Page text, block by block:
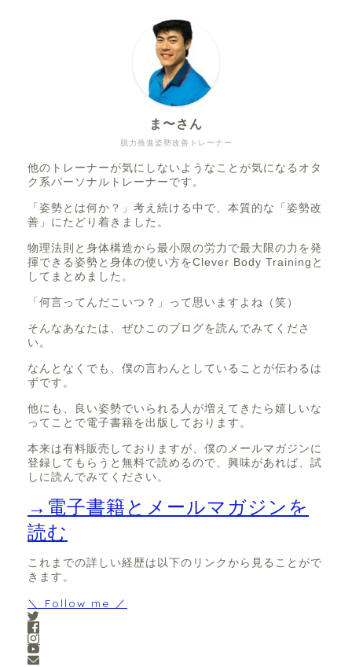
脱力推進姿勢改善トレーナー
ま〜さん
他のトレーナーが気にしないようなことが気になるオタ
ク系パーソナルトレーナーです。
「姿勢とは何か？」考え続ける中で、本質的な「姿勢改
善」にたどり着きました。
物理法則と身体構造から最小限の労力で最大限の力を発
揮できる姿勢と身体の使い方をClever Body Trainingと
してまとめました。
「何言ってんだこいつ？」って思いますよね（笑）
そんなあなたは、ぜひこのブログを読んでみてくださ
い。
なんとなくでも、僕の言わんとしていることが伝わるは
ずです。
他にも、良い姿勢でいられる人が増えてきたら嬉しいな
ってことで電子書籍を出版しております。
本来は有料販売しておりますが、僕のメールマガジンに
登録してもらうと無料で読めるので、興味があれば、試
しに読んでみてください。
→電子書籍とメールマガジンを
読む
これまでの詳しい経歴は以下のリンクから見ることがで
きます。
＼ Follow me ／